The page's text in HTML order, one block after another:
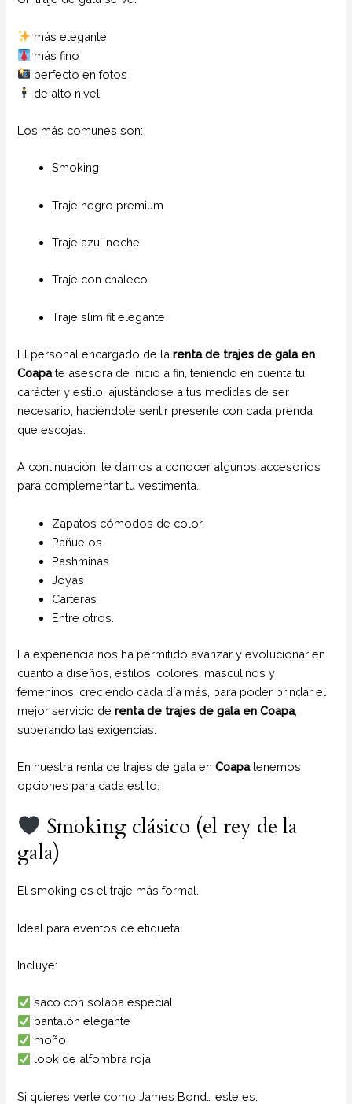
más elegante
más fino
perfecto en fotos
de alto nivel
Los más comunes son:
Smoking
Traje negro premium
Traje azul noche
Traje con chaleco
Traje slim fit elegante
El personal encargado de la renta de trajes de gala en
Coapate asesora de inicio a fin, teniendo en cuenta tu
carácter y estilo, ajustándose a tus medidas de ser
necesario, haciéndote sentir presente con cada prenda
que escojas.
A continuación, te damos a conocer algunos accesorios
para complementar tu vestimenta.
Zapatos cómodos de color.
Pañuelos
Pashminas
Joyas
Carteras
Entre otros.
La experiencia nos ha permitido avanzar y evolucionar en
cuanto a diseños, estilos, colores, masculinos y
femeninos, creciendo cada día más, para poder brindar el
mejor servicio derenta de trajes de gala en Coapa,
superando las exigencias.
En nuestra renta de trajes de gala enCoapatenemos
opciones para cada estilo:
Smoking clásico (el rey de la
gala)
El smoking es el traje más formal.
Ideal para eventos de etiqueta.
Incluye:
saco con solapa especial
pantalón elegante
moño
look de alfombra roja
Si quieres verte como James Bond… este es.